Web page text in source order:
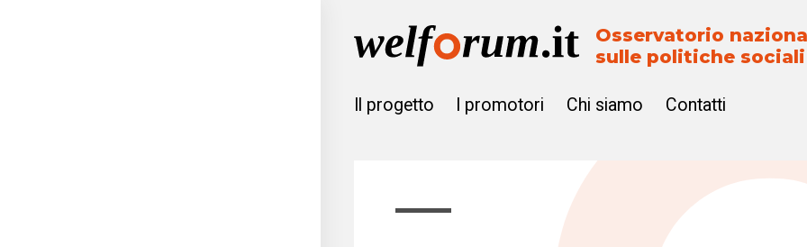
Osservatorio
sulle politiche sociali
Il progetto I promotori Chi siamo Contatti